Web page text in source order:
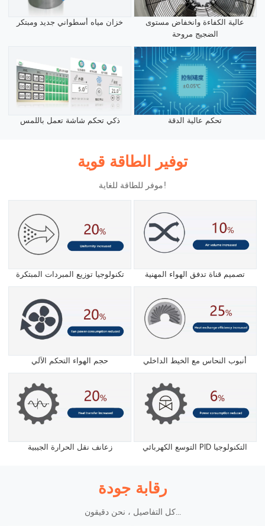
خزان مياه أسطواني جديد ومبتكر
عالية الكفاءة وانخفاض مستوى
الضجيج مروحة
ذكي تحكم شاشة تعمل باللمس تحكم عالية الدقة
توفير الطاقة قوية
موفر للطاقة للغاية!
تكنولوجيا توزيع المبردات المبتكرة تصميم قناة تدفق الهواء المهنية
حجم الهواء التحكم الآلي أنبوب النحاس مع الخيط الداخلي
زعانف نقل الحرارة الجيبية التوسع الكهربائي PID التكنولوجيا
رقابة جودة
كل التفاصيل ، نحن دقيقون...